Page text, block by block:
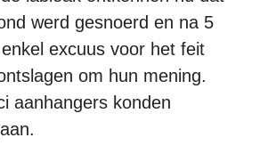
werd gesnoerd en na 5
excuus voor het feit
om hun mening.
aanhangers konden